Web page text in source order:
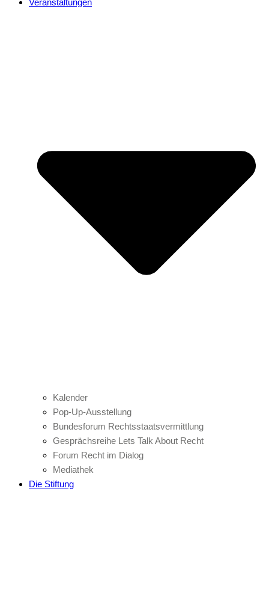
Veranstaltungen
Kalender
Pop-Up-Ausstellung
Bundesforum Rechtsstaatsvermittlung
Gesprächsreihe Lets Talk About Recht
Forum Recht im Dialog
Mediathek
Die Stiftung